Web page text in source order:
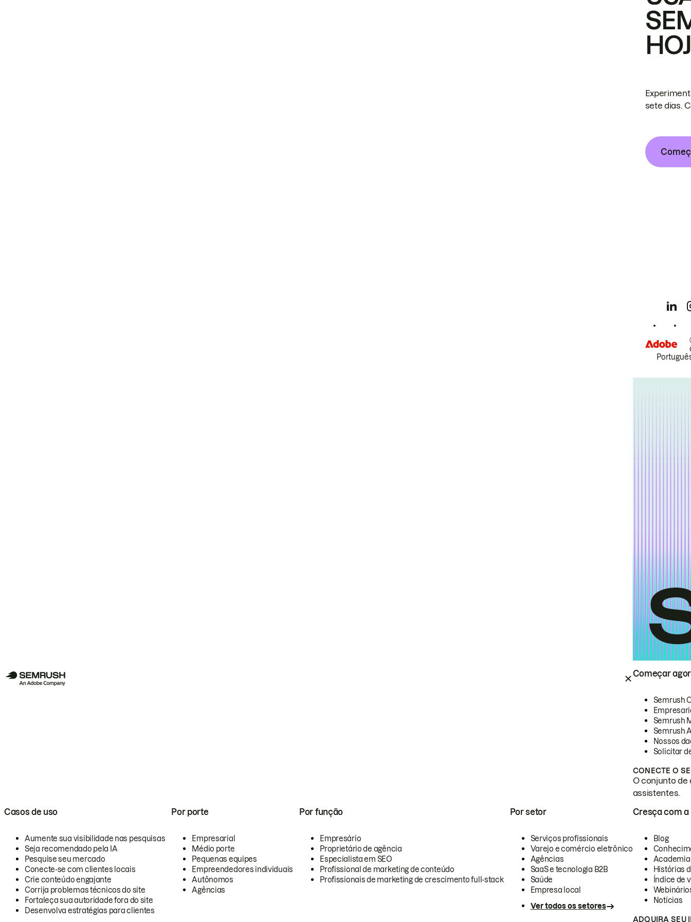
Começar
Semrush
Semrush
Semrush
Nossos
Solicitar
CONECTE O
O conjunto de
assistentes.
Casos de uso
Aumente sua visibilidade nas pesquisas
Seja recomendado pela IA
Pesquise seu mercado
Conecte-se com clientes locais
Crie conteúdo engajante
Corrija problemas técnicos do site
Fortaleça sua autoridade fora do site
Desenvolva estratégias para clientes
Por porte
Empresarial
Médio porte
Pequenas equipes
Empreendedores individuais
Autônomos
Agências
Por função
Empresário
Proprietário de agência
Especialista em SEO
Profissional de marketing de conteúdo
Profissionais de marketing de crescimento full-stack
Por setor
Serviços profissionais
Varejo e comércio eletrônico
Agências
SaaS e tecnologia B2B
Saúde
Empresa local
Ver todos os setores
Cresça com a
Blog
Academia
Histórias
Índice de
Notícias
ADQUIRA SEU
sete dias.